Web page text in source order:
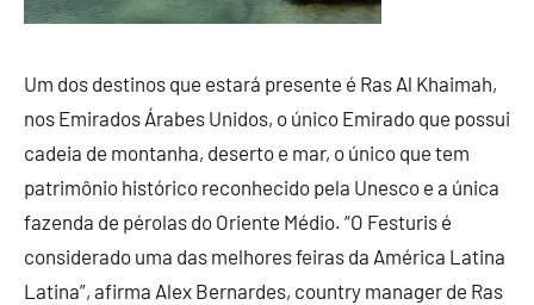
Um dos destinos que estará presente é Ras Al Khaimah,
nos Emirados Árabes Unidos, o único Emirado que possui
cadeia de montanha, deserto e mar, o único que tem
patrimônio histórico reconhecido pela Unesco e a única
fazenda de pérolas do Oriente Médio. “O Festuris é
considerado uma das melhores feiras da América Latina
Latina”, afirma Alex Bernardes, country manager de Ras